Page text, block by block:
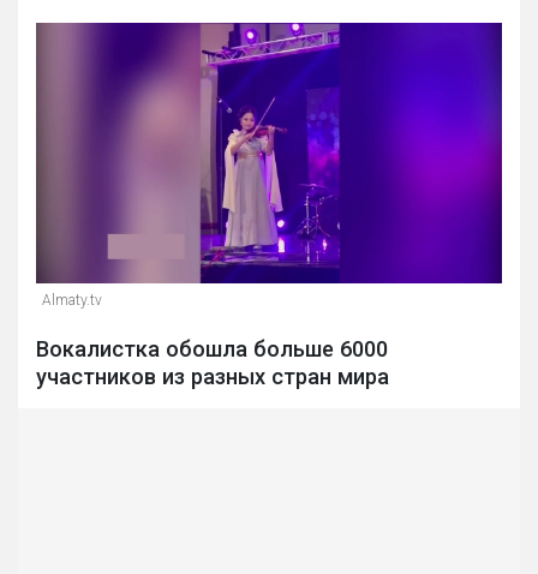
Almaty.tv
Вокалистка обошла больше 6000
участников из разных стран мира